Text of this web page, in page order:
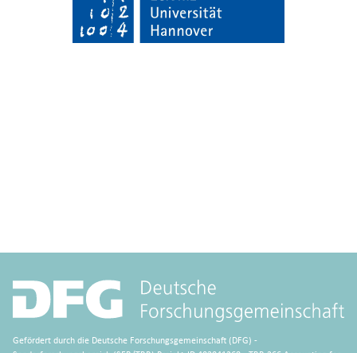
Gefördert durch die Deutsche Forschungsgemeinschaft (DFG) -